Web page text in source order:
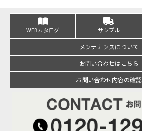
WEBカタログ サンプル
メンテナンスについて
お問い合わせはこちら
お問い合わせ内容の確認